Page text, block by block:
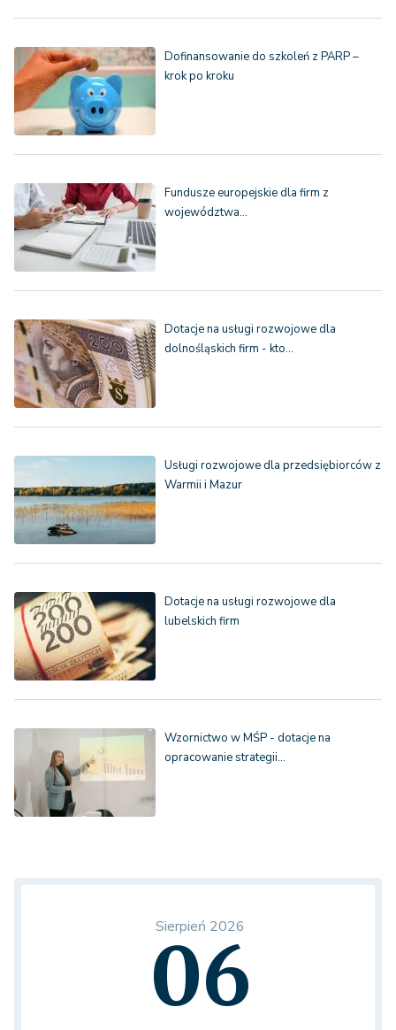
Dofinansowanie do szkoleń z PARP –
krok po kroku
Fundusze europejskie dla firm z
województwa…
Dotacje na usługi rozwojowe dla
dolnośląskich firm - kto…
Usługi rozwojowe dla przedsiębiorców z
Warmii i Mazur
Dotacje na usługi rozwojowe dla
lubelskich firm
Wzornictwo w MŚP - dotacje na
opracowanie strategii…
Sierpień 2026
06